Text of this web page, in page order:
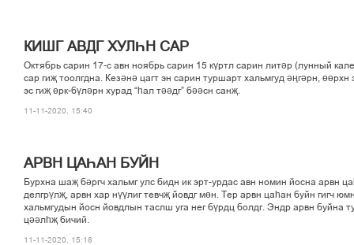
КИШГ АВДГ ХУЛҺН САР
Октябрь сарин 17-с авн ноябрь сарин 15 күртл сарин литәр (лунный
сар гиҗ тоолгдна. Кезәнә цагт эн сарин туршарт хальмгуд әңгәрн, өөрхн
эс гиҗ өрк-бүләрн хурад “һал тәәдг” бәәсн санҗ.
11-11-2020, 15:40
АРВН ЦАҺАН БУЙН
Бурхна шаҗ бәргч хальмг улс бидн ик эрт-урдас авн номин йосна арвн
делгрүлҗ, арвн хар нүүлиг тевчҗ йовдг мөн. Тер арвн цаһан буйн гигч
хальмгудын йосн йовдлын таслш уга нег бүрдц болдг. Эндр арвн буйна
цәәлһҗ бичий.
11-11-2020, 15:18